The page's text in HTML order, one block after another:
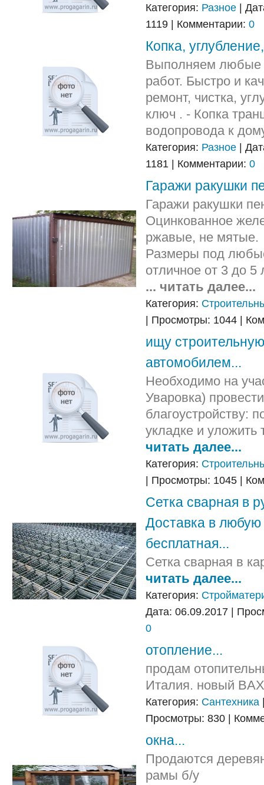
Категория: Разное |
1119 | Комментарии: 0
Копка,
Выполняем любые
работ. Быстро и
ремонт, чистка,
ключ . - Копка
водопровода к
Категория: Разное |
1181 | Комментарии: 0
Гаражи ракушки
Гаражи ракушки
Оцинкованное
ржавые, не мятые.
Размеры под
отличное от 3 до 5
... читать далее...
Категория:
| Просмотры: 1044 |
ищу
автомобилем...
Необходимо на
Уваровка)
благоустройству:
укладке и уложить
читать далее...
Категория:
| Просмотры: 1045 |
Сетка сварная в
Доставка в любую
бесплатная...
Сетка сварная в
читать далее...
Категория:
Дата: 06.09.2017 |
0
отопление...
продам
Италия. новый
Категория: Сантехника
Просмотры: 830 |
окна...
Продаются
рамы б/у